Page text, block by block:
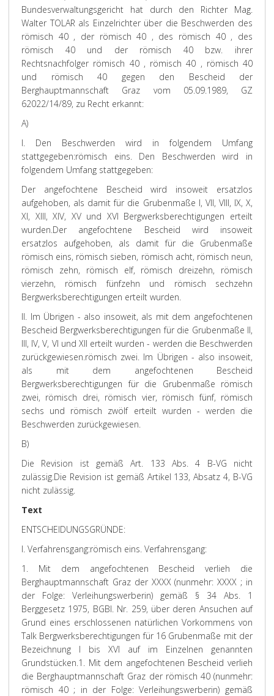
Bundesverwaltungsgericht hat durch den Richter Mag.
Walter TOLAR als Einzelrichter über die Beschwerden des
römisch 40 , der römisch 40 , des römisch 40 , des
römisch 40 und der römisch 40 bzw. ihrer
Rechtsnachfolger römisch 40 , römisch 40 , römisch 40
und römisch 40 gegen den Bescheid der
Berghauptmannschaft Graz vom 05.09.1989, GZ
62022/14/89, zu Recht erkannt:
A)
I. Den Beschwerden wird in folgendem Umfang
stattgegeben:römisch eins. Den Beschwerden wird in
folgendem Umfang stattgegeben:
Der angefochtene Bescheid wird insoweit ersatzlos
aufgehoben, als damit für die Grubenmaße I, VII, VIII, IX, X,
XI, XIII, XIV, XV und XVI Bergwerksberechtigungen erteilt
wurden.Der angefochtene Bescheid wird insoweit
ersatzlos aufgehoben, als damit für die Grubenmaße
römisch eins, römisch sieben, römisch acht, römisch neun,
römisch zehn, römisch elf, römisch dreizehn, römisch
vierzehn, römisch fünfzehn und römisch sechzehn
Bergwerksberechtigungen erteilt wurden.
II. Im Übrigen - also insoweit, als mit dem angefochtenen
Bescheid Bergwerksberechtigungen für die Grubenmaße II,
III, IV, V, VI und XII erteilt wurden - werden die Beschwerden
zurückgewiesen.römisch zwei. Im Übrigen - also insoweit,
als mit dem angefochtenen Bescheid
Bergwerksberechtigungen für die Grubenmaße römisch
zwei, römisch drei, römisch vier, römisch fünf, römisch
sechs und römisch zwölf erteilt wurden - werden die
Beschwerden zurückgewiesen.
B)
Die Revision ist gemäß Art. 133 Abs. 4 B-VG nicht
zulässig.Die Revision ist gemäß Artikel 133, Absatz 4, B-VG
nicht zulässig.
Text
ENTSCHEIDUNGSGRÜNDE:
I. Verfahrensgang:römisch eins. Verfahrensgang:
1. Mit dem angefochtenen Bescheid verlieh die
Berghauptmannschaft Graz der XXXX (nunmehr: XXXX ; in
der Folge: Verleihungswerberin) gemäß § 34 Abs. 1
Berggesetz 1975, BGBl. Nr. 259, über deren Ansuchen auf
Grund eines erschlossenen natürlichen Vorkommens von
Talk Bergwerksberechtigungen für 16 Grubenmaße mit der
Bezeichnung I bis XVI auf im Einzelnen genannten
Grundstücken.1. Mit dem angefochtenen Bescheid verlieh
die Berghauptmannschaft Graz der römisch 40 (nunmehr:
römisch 40 ; in der Folge: Verleihungswerberin) gemäß